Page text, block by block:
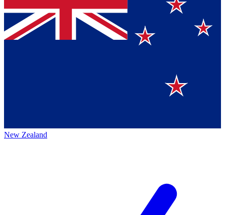
New Zealand